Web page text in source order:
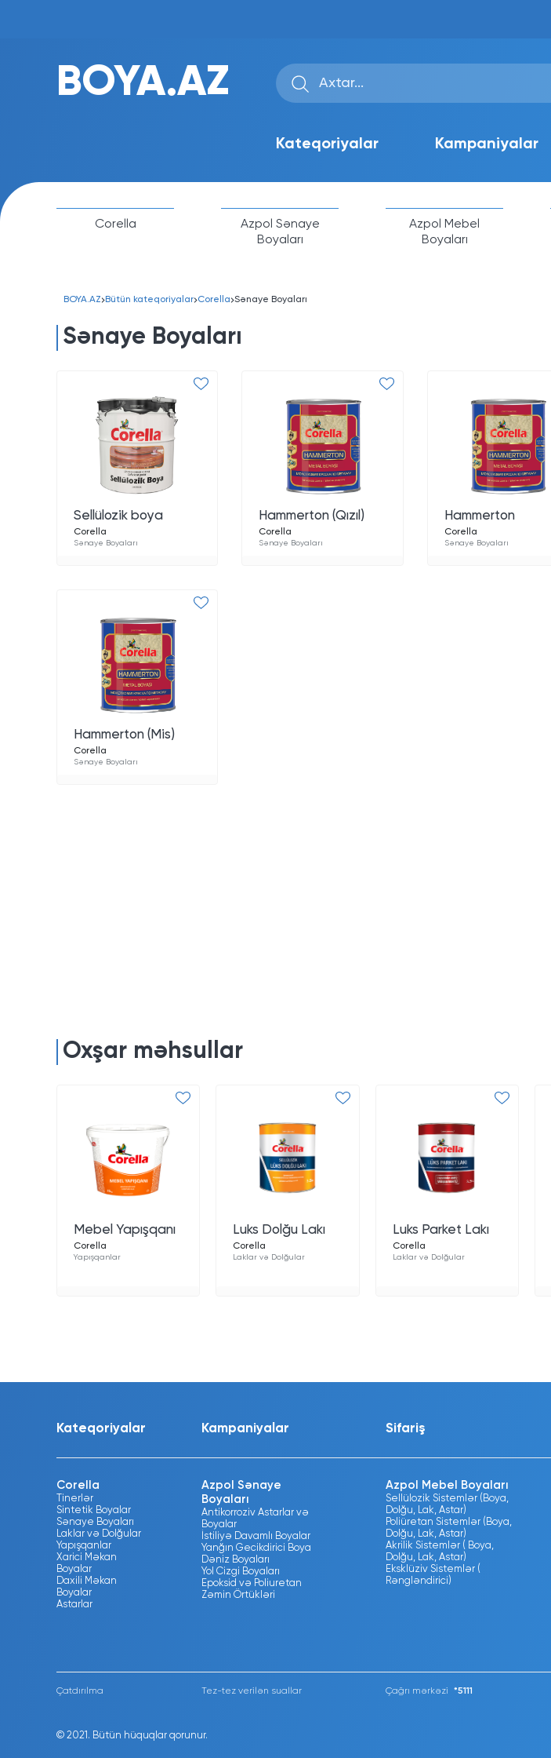
BOYA.AZ
Kateqoriyalar Kampaniyalar
Corella
Azpol Sənaye
Boyaları
Azpol Mebel
Boyaları
BOYA.AZ Bütün kateqoriyalar Corella Sənaye Boyaları
Sənaye Boyaları
Sellülozik boya
Corella
Sənaye Boyaları
Hammerton (Qızıl)
Corella
Sənaye Boyaları
Hammerton
Corella
Sənaye Boyaları
Hammerton (Mis)
Corella
Sənaye Boyaları
Oxşar məhsullar
Mebel Yapışqanı
Corella
Yapışqanlar
Luks Dolğu Lakı
Corella
Laklar və Dolğular
Luks Parket Lakı
Corella
Laklar və Dolğular
Kateqoriyalar Kampaniyalar Sifariş
Corella
Tinerlər
Sintetik Boyalar
Sənaye Boyaları
Laklar və Dolğular
Yapışqanlar
Xarici Məkan
Boyalar
Daxili Məkan
Boyalar
Astarlar
Azpol Sənaye
Boyaları
Antikorroziv Astarlar və
Boyalar
İstiliyə Davamlı Boyalar
Yanğın Gecikdirici Boya
Dəniz Boyaları
Yol Cizgi Boyaları
Epoksid və Poliuretan
Zəmin Örtükləri
Azpol Mebel Boyaları
Sellülozik Sistemlər (Boya,
Dolğu, Lak, Astar)
Poliüretan Sistemlər (Boya,
Dolğu, Lak, Astar)
Akrilik Sistemlər ( Boya,
Dolğu, Lak, Astar)
Eksklüziv Sistemlər (
Rəngləndirici)
Çatdırılma Tez-tez verilən suallar Çağrı mərkəzi *5111
© 2021. Bütün hüquqlar qorunur.